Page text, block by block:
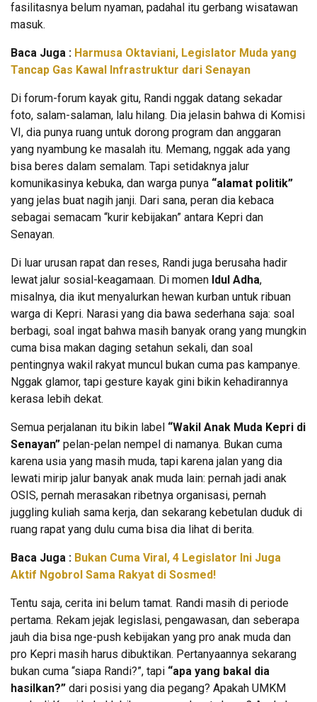
fasilitasnya belum nyaman, padahal itu gerbang wisatawan
masuk.
Baca Juga : Harmusa Oktaviani, Legislator Muda yang
Tancap Gas Kawal Infrastruktur dari Senayan
Di forum-forum kayak gitu, Randi nggak datang sekadar
foto, salam-salaman, lalu hilang. Dia jelasin bahwa di Komisi
VI, dia punya ruang untuk dorong program dan anggaran
yang nyambung ke masalah itu. Memang, nggak ada yang
bisa beres dalam semalam. Tapi setidaknya jalur
komunikasinya kebuka, dan warga punya “alamat politik”
yang jelas buat nagih janji. Dari sana, peran dia kebaca
sebagai semacam “kurir kebijakan” antara Kepri dan
Senayan.
Di luar urusan rapat dan reses, Randi juga berusaha hadir
lewat jalur sosial-keagamaan. Di momen Idul Adha,
misalnya, dia ikut menyalurkan hewan kurban untuk ribuan
warga di Kepri. Narasi yang dia bawa sederhana saja: soal
berbagi, soal ingat bahwa masih banyak orang yang mungkin
cuma bisa makan daging setahun sekali, dan soal
pentingnya wakil rakyat muncul bukan cuma pas kampanye.
Nggak glamor, tapi gesture kayak gini bikin kehadirannya
kerasa lebih dekat.
Semua perjalanan itu bikin label “Wakil Anak Muda Kepri di
Senayan” pelan-pelan nempel di namanya. Bukan cuma
karena usia yang masih muda, tapi karena jalan yang dia
lewati mirip jalur banyak anak muda lain: pernah jadi anak
OSIS, pernah merasakan ribetnya organisasi, pernah
juggling kuliah sama kerja, dan sekarang kebetulan duduk di
ruang rapat yang dulu cuma bisa dia lihat di berita.
Baca Juga : Bukan Cuma Viral, 4 Legislator Ini Juga
Aktif Ngobrol Sama Rakyat di Sosmed!
Tentu saja, cerita ini belum tamat. Randi masih di periode
pertama. Rekam jejak legislasi, pengawasan, dan seberapa
jauh dia bisa nge-push kebijakan yang pro anak muda dan
pro Kepri masih harus dibuktikan. Pertanyaannya sekarang
bukan cuma “siapa Randi?”, tapi “apa yang bakal dia
hasilkan?” dari posisi yang dia pegang? Apakah UMKM